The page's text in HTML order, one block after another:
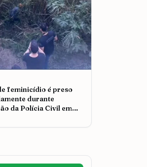
feminicídio é preso
durante
da Polícia Civil em